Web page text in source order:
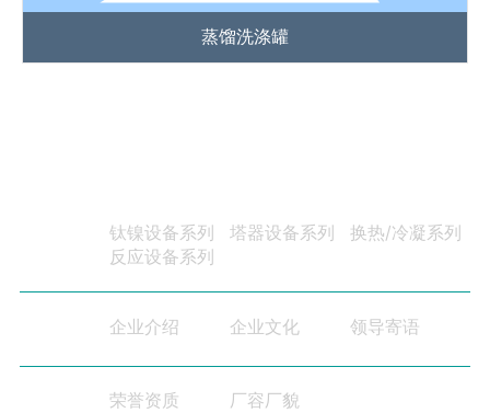
蒸馏洗涤罐
钛镍设备系列 塔器设备系列
换热/冷凝系列
反应设备系列
企业介绍 企业文化 领导寄语
荣誉资质 厂容厂貌